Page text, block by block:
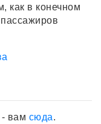
как в конечном
- вам сюда.